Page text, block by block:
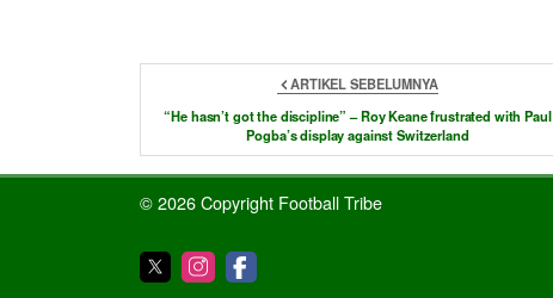
ARTIKEL SEBELUMNYA
“He hasn’t got the discipline” – Roy Keane frustrated with Paul
Pogba’s display against Switzerland
© 2026 Copyright Football Tribe